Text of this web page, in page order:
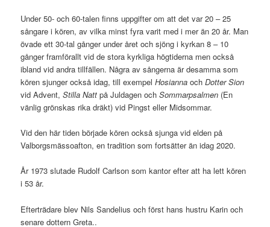
Under 50- och 60-talen finns uppgifter om att det var 20 – 25
sångare i kören, av vilka minst fyra varit med i mer än 20 år. Man
övade ett 30-tal gånger under året och sjöng i kyrkan 8 – 10
gånger framförallt vid de stora kyrkliga högtiderna men också
ibland vid andra tillfällen. Några av sångerna är desamma som
kören sjunger också idag, till exempelHosianna ochDotter Sion
vid Advent,Stilla Nattpå Juldagen ochSommarpsalmen (En
vänlig grönskas rika dräkt) vid Pingst eller Midsommar.
Vid den här tiden började kören också sjunga vid elden på
Valborgsmässoafton, en tradition som fortsätter än idag 2020.
År 1973 slutade Rudolf Carlson som kantor efter att ha lett kören
i 53 år.
Efterträdare blev Nils Sandelius och först hans hustru Karin och
senare dottern Greta..